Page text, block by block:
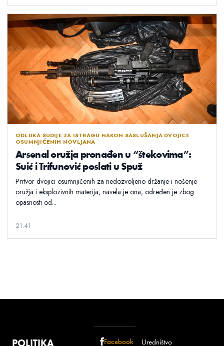
ODLUKA SUDIJE ZA ISTRAGU NAKON SASLUŠANJA DVOJICE
OSUMNJIČENIH NOVLJANA
Arsenal oružja pronađen u “štekovima”:
Suić i Trifunović poslati u Spuž
Pritvor dvojici osumnjičenih za nedozvoljeno držanje i nošenje
oružja i eksplozivnih materija, navela je ona, određen je zbog
opasnosti od...
21:41
POLITIKA
Facebook
Uredništvo